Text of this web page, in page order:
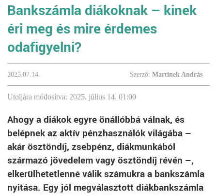
Bankszámla diákoknak – kinek
éri meg és mire érdemes
odafigyelni?
2025.07.14. Szerző: Martinek András
Utoljára módosítva: 2025. július 14. 01:00
Ahogy a diákok egyre önállóbbá válnak, és
belépnek az aktív pénzhasználók világába –
akár ösztöndíj, zsebpénz, diákmunkából
származó jövedelem vagy ösztöndíj révén –,
elkerülhetetlenné válik számukra a bankszámla
nyitása. Egy jól megválasztott diákbankszámla